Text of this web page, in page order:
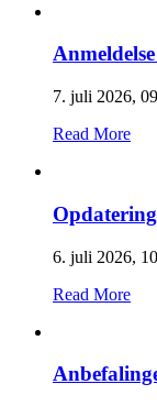
7. juli 2026,
Read More
6. juli 2026,
Read More